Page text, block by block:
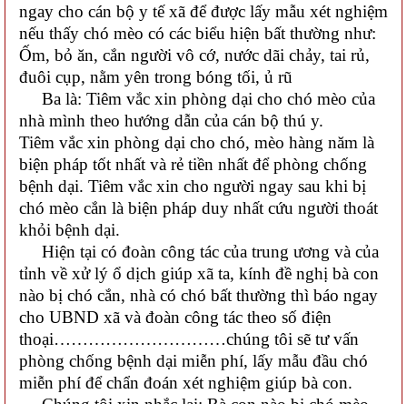
ngay cho cán bộ y tế xã để được lấy mẫu xét nghiệm
nếu thấy chó mèo có các biểu hiện bất thường như:
Ốm, bỏ ăn, cắn người vô cớ, nước dãi chảy, tai rủ,
đuôi cụp, nằm yên trong bóng tối, ủ rũ
Ba là: Tiêm vắc xin phòng dại cho chó mèo của
nhà mình theo hướng dẫn của cán bộ thú y.
Tiêm vắc xin phòng dại cho chó, mèo hàng năm là
biện pháp tốt nhất và rẻ tiền nhất để phòng chống
bệnh dại. Tiêm vắc xin cho người ngay sau khi bị
chó mèo cắn là biện pháp duy nhất cứu người thoát
khỏi bệnh dại.
Hiện tại có đoàn công tác của trung ương và của
tỉnh về xử lý ổ dịch giúp xã ta, kính đề nghị bà con
nào bị chó cắn, nhà có chó bất thường thì báo ngay
cho UBND xã và đoàn công tác theo số điện
thoại…………………………chúng tôi sẽ tư vấn
phòng chống bệnh dại miễn phí, lấy mẫu đầu chó
miễn phí để chẩn đoán xét nghiệm giúp bà con.